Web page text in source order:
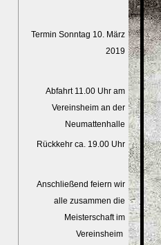
Termin Sonntag 10. März
2019
Abfahrt 11.00 Uhr am
Vereinsheim an der
Neumattenhalle
Rückkehr ca. 19.00 Uhr
Anschließend feiern wir
alle zusammen die
Meisterschaft im
Vereinsheim